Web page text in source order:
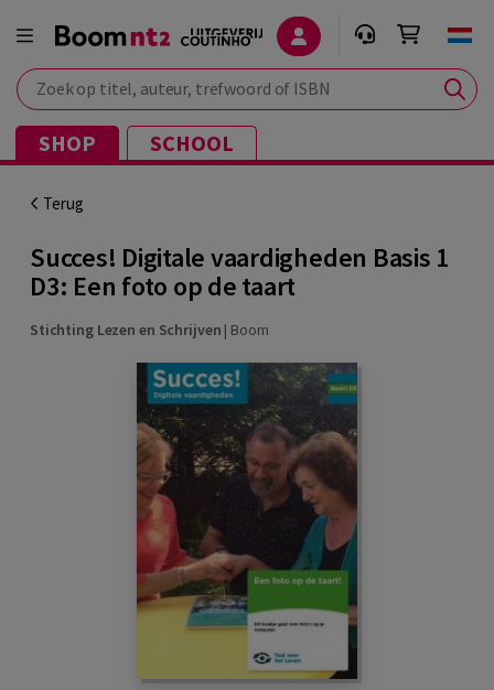
Zoek op titel, auteur, trefwoord of ISBN
SHOP SCHOOL
Terug
Succes! Digitale vaardigheden Basis 1
D3: Een foto op de taart
Stichting Lezen en Schrijven | Boom